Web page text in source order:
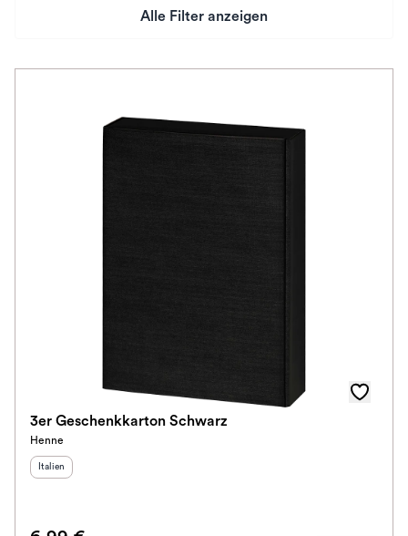
Alle Filter anzeigen
Auszeichnungen
3er Geschenkkarton Schwarz
Henne
Herkunftsland
Italien